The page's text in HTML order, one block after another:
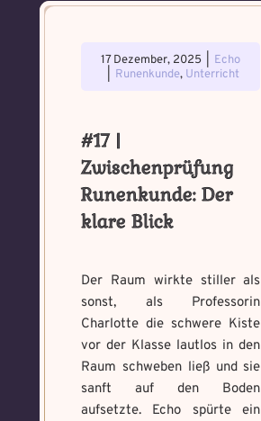
17 Dezember, 2025
Echo
Runenkunde, Unterricht
#17 |
Zwischenprüfung
Runenkunde: Der
klare Blick
Der Raum wirkte stiller als
sonst, als Professorin
Charlotte die schwere Kiste
vor der Klasse lautlos in den
Raum schweben ließ und sie
sanft auf den Boden
aufsetzte. Echo spürte ein